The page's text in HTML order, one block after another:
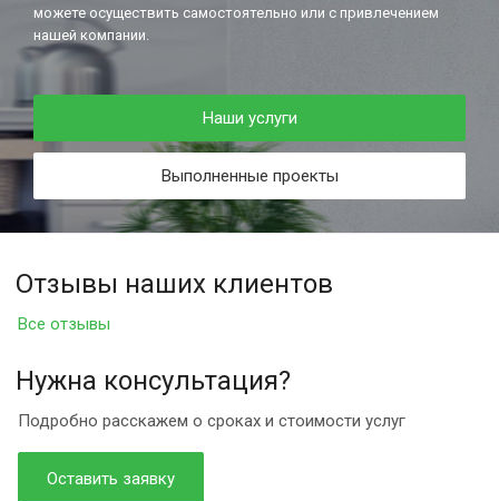
можете осуществить самостоятельно или с привлечением
нашей компании.
Наши услуги
Выполненные проекты
Нужна консультация?
Подробно расскажем о сроках и стоимости услуг
Оставить заявку
Все отзывы
Отзывы наших клиентов